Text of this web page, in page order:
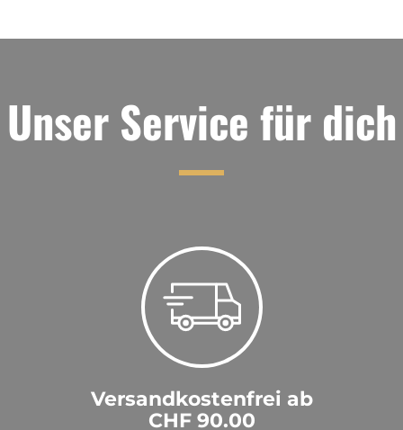
Unser Service für dich
Versandkostenfrei ab
CHF 90.00